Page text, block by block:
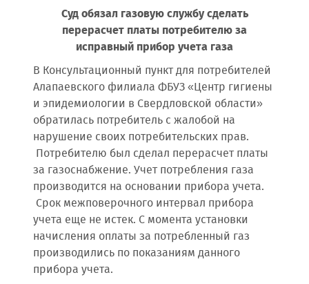
Суд обязал газовую службу сделать
перерасчет платы потребителю за
исправный прибор учета газа
В Консультационный пункт для потребителей
Алапаевского филиала ФБУЗ «Центр гигиены
и эпидемиологии в Свердловской области»
обратилась потребитель с жалобой на
нарушение своих потребительских прав.
Потребителю был сделал перерасчет платы
за газоснабжение. Учет потребления газа
производится на основании прибора учета.
Срок межповерочного интервал прибора
учета еще не истек. С момента установки
начисления оплаты за потребленный газ
производились по показаниям данного
прибора учета.